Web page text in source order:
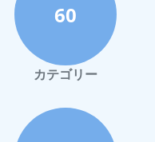
60
カテゴリー